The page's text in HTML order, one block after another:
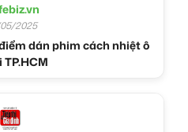
2025
dán phim cách nhiệt ô